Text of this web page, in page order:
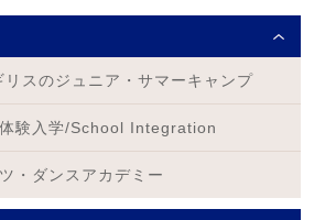
リスのジュニア・サマーキャンプ
験入学/School Integration
・ダンスアカデミー